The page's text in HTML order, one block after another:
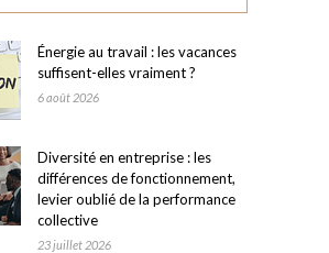
Énergie au travail : les vacances
suffisent-elles vraiment ?
6 août 2026
Diversité en entreprise : les
différences de fonctionnement,
levier oublié de la performance
collective
23 juillet 2026